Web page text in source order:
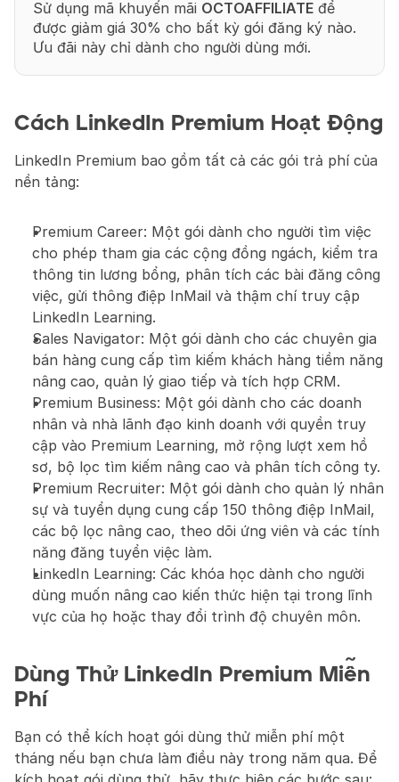
Sử dụng mã khuyến mãi OCTOAFFILIATE để
được giảm giá 30% cho bất kỳ gói đăng ký nào.
Ưu đãi này chỉ dành cho người dùng mới.
Cách LinkedIn Premium Hoạt Động
LinkedIn Premium bao gồm tất cả các gói trả phí của
nền tảng:
Premium Career: Một gói dành cho người tìm việc
cho phép tham gia các cộng đồng ngách, kiểm tra
thông tin lương bổng, phân tích các bài đăng công
việc, gửi thông điệp InMail và thậm chí truy cập
LinkedIn Learning.
Sales Navigator: Một gói dành cho các chuyên gia
bán hàng cung cấp tìm kiếm khách hàng tiềm năng
nâng cao, quản lý giao tiếp và tích hợp CRM.
Premium Business: Một gói dành cho các doanh
nhân và nhà lãnh đạo kinh doanh với quyền truy
cập vào Premium Learning, mở rộng lượt xem hồ
sơ, bộ lọc tìm kiếm nâng cao và phân tích công ty.
Premium Recruiter: Một gói dành cho quản lý nhân
sự và tuyển dụng cung cấp 150 thông điệp InMail,
các bộ lọc nâng cao, theo dõi ứng viên và các tính
năng đăng tuyển việc làm.
LinkedIn Learning: Các khóa học dành cho người
dùng muốn nâng cao kiến thức hiện tại trong lĩnh
vực của họ hoặc thay đổi trình độ chuyên môn.
Dùng Thử LinkedIn Premium Miễn
Phí
Bạn có thể kích hoạt gói dùng thử miễn phí một
tháng nếu bạn chưa làm điều này trong năm qua. Để